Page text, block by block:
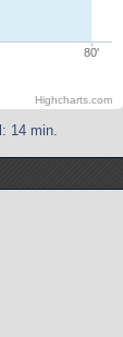
80'
Highcharts.com
14 min.